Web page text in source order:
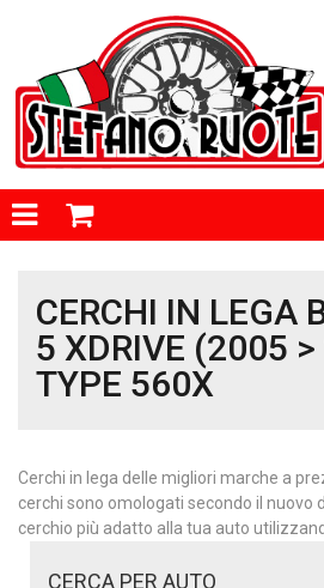
CERCHI IN LEGA
5 XDRIVE (2005
TYPE 560X
Cerchi in lega delle migliori marche a
cerchi sono omologati secondo il nuovo
cerchio più adatto alla tua auto
CERCA PER AUTO